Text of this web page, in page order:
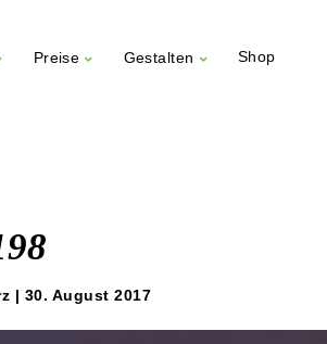
Preise Gestalten Shop
| 30. August 2017